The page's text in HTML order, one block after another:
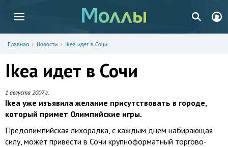
Главная Новости Ikea идет в Сочи
Ikea идет в Сочи
1 августа 2007 г.
Ikea уже изъявила желание присутствовать в городе,
который примет Олимпийские игры.
Предолимпийская лихорадка, с каждым днем набирающая
силу, может привести в Сочи крупноформатный торгово-